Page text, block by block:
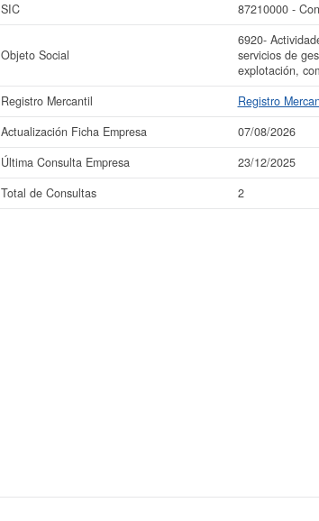
SIC
87210000 -
Objeto Social
6920-
servicios de
explotación,
Registro Mercantil
Registro
Actualización Ficha Empresa
07/08/2026
Última Consulta Empresa
23/12/2025
Total de Consultas
2